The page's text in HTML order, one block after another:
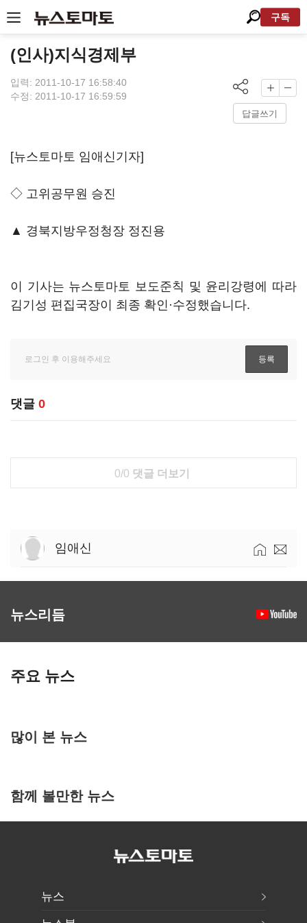
구독
(인사)지식경제부
입력: 2011-10-17 16:58:40
수정: 2011-10-17 16:59:59
답글쓰기
[뉴스토마토 임애신기자]
◇ 고위공무원 승진
▲ 경북지방우정청장 정진용
이 기사는 뉴스토마토 보도준칙 및 윤리강령에 따라
김기성 편집국장이 최종 확인·수정했습니다.
댓글 0
0/0 댓글 더보기
임애신
뉴스리듬
주요 뉴스
많이 본 뉴스
함께 볼만한 뉴스
뉴스